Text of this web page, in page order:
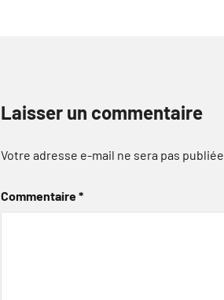
Laisser un commentaire
Votre adresse e-mail ne sera pas publiée.
Commentaire*